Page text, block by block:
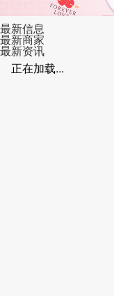
最新信息
最新商家
最新资讯
正在加载...